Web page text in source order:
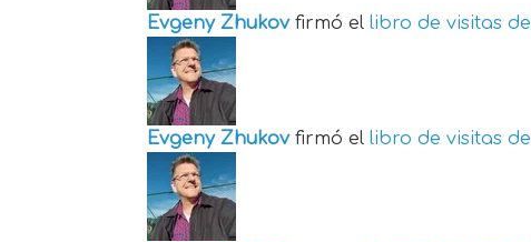
Evgeny Zhukov firmó el libro de visitas de
Evgeny Zhukov firmó el libro de visitas de